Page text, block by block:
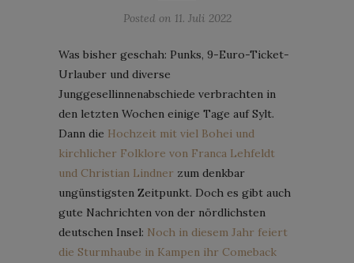
Posted on 11. Juli 2022
Was bisher geschah: Punks, 9-Euro-Ticket-
Urlauber und diverse
Junggesellinnenabschiede verbrachten in
den letzten Wochen einige Tage auf Sylt.
Dann die Hochzeit mit viel Bohei und
kirchlicher Folklore von Franca Lehfeldt
und Christian Lindner zum denkbar
ungünstigsten Zeitpunkt. Doch es gibt auch
gute Nachrichten von der nördlichsten
deutschen Insel: Noch in diesem Jahr feiert
die Sturmhaube in Kampen ihr Comeback